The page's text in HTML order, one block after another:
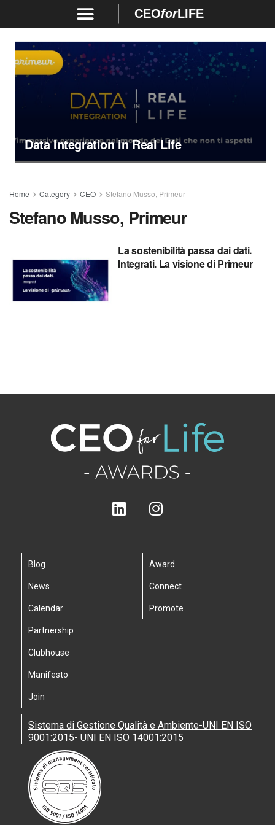
CEOforLIFE
Data Integration in Real Life
Home Category CEO Stefano Musso, Primeur
Stefano Musso, Primeur
La sostenibilità passa dai dati.
Integrati. La visione di Primeur
Blog
News
Calendar
Partnership
Clubhouse
Manifesto
Join
Award
Connect
Promote
Sistema di Gestione Qualità e Ambiente-UNI EN ISO
9001:2015- UNI EN ISO 14001:2015